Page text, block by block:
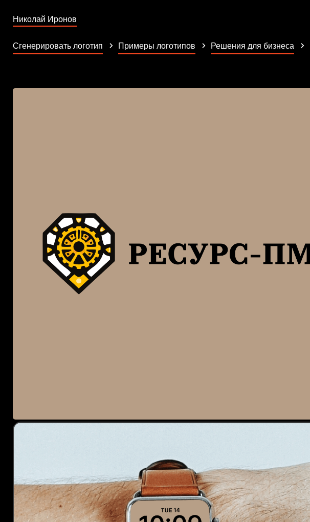
Николай Иронов
Сгенерировать логотип Примеры логотипов Решения для бизнеса